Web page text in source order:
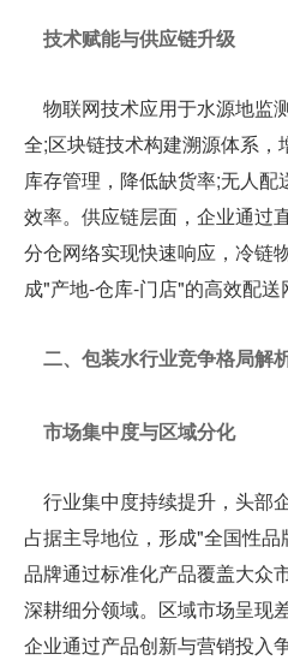
证
联
系
我
技术赋能与供应链升级
物联网技术应用于水源地监
全;区块链技术构建溯源体系
库存管理，降低缺货率;无人
效率。供应链层面，企业通过
分仓网络实现快速响应，冷链
成"产地-仓库-门店"的高效配送
二、包装水行业竞争格局解
市场集中度与区域分化
行业集中度持续提升，头部
占据主导地位，形成"全国性
品牌通过标准化产品覆盖大众
深耕细分领域。区域市场呈现
企业通过产品创新与营销投入